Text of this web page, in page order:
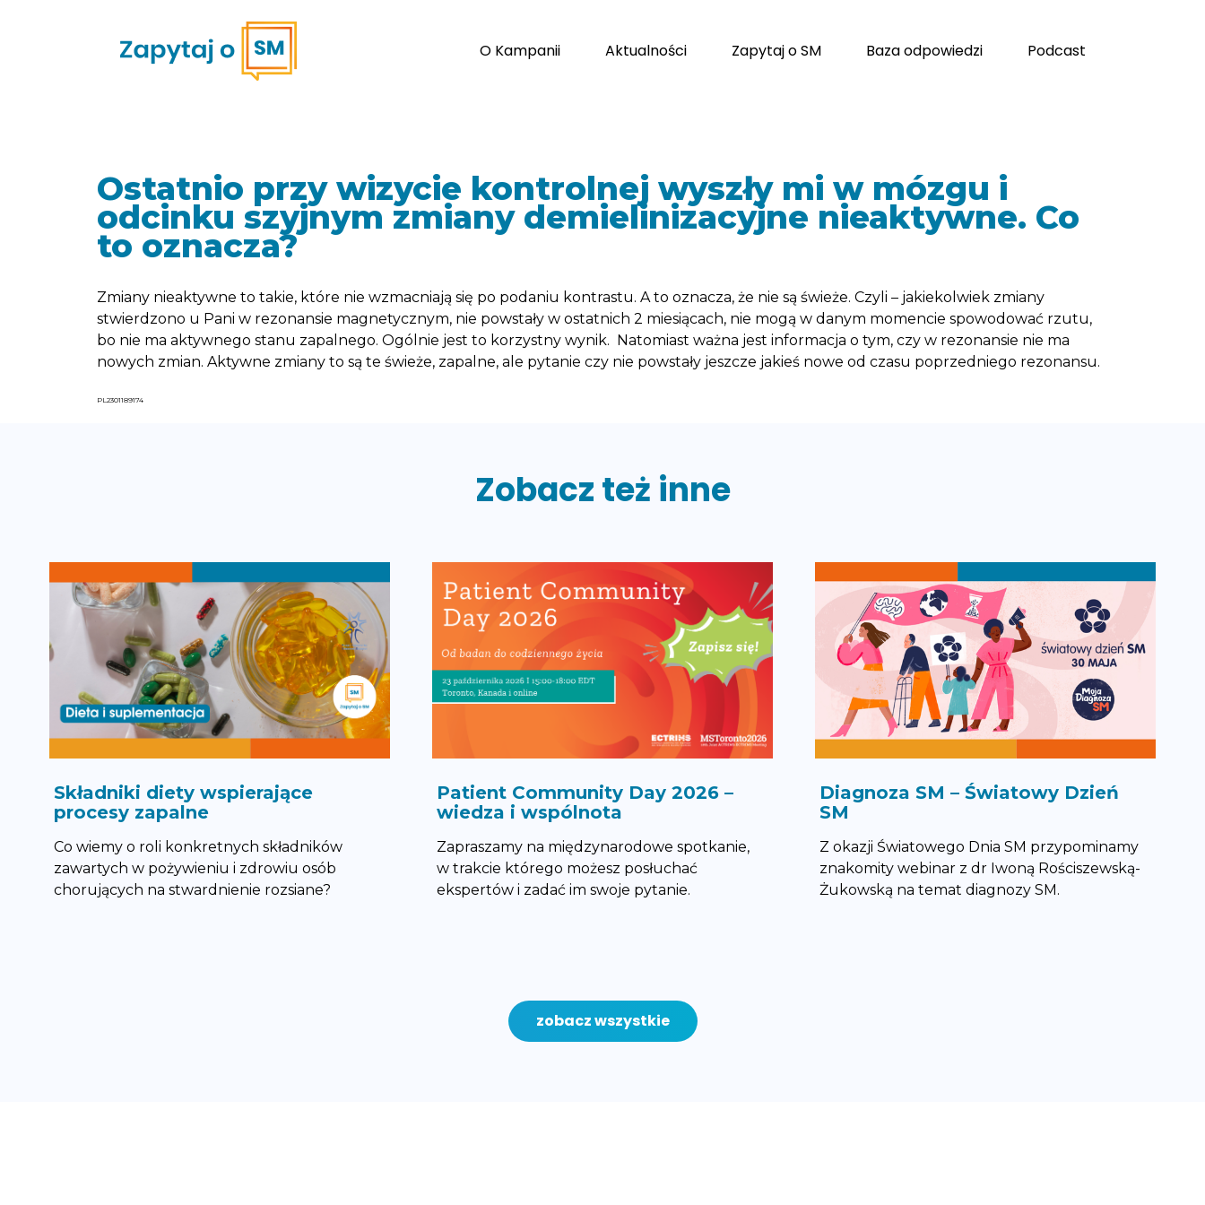
O Kampanii Aktualności Zapytaj o SM Baza odpowiedzi Podcast
Ostatnio przy wizycie kontrolnej wyszły mi w mózgu i
odcinku szyjnym zmiany demielinizacyjne nieaktywne. Co
to oznacza?
Zmiany nieaktywne to takie, które nie wzmacniają się po podaniu kontrastu. A to oznacza, że nie są świeże. Czyli – jakiekolwiek zmiany
stwierdzono u Pani w rezonansie magnetycznym, nie powstały w ostatnich 2 miesiącach, nie mogą w danym momencie spowodować rzutu,
bo nie ma aktywnego stanu zapalnego. Ogólnie jest to korzystny wynik. Natomiast ważna jest informacja o tym, czy w rezonansie nie ma
nowych zmian. Aktywne zmiany to są te świeże, zapalne, ale pytanie czy nie powstały jeszcze jakieś nowe od czasu poprzedniego rezonansu.
PL2301189174
Zobacz też inne
Składniki diety wspierające
procesy zapalne
Co wiemy o roli konkretnych składników
zawartych w pożywieniu i zdrowiu osób
chorujących na stwardnienie rozsiane?
Patient Community Day 2026 –
wiedza i wspólnota
Zapraszamy na międzynarodowe spotkanie,
w trakcie którego możesz posłuchać
ekspertów i zadać im swoje pytanie.
Diagnoza SM – Światowy Dzień
SM
Z okazji Światowego Dnia SM przypominamy
znakomity webinar z dr Iwoną Rościszewską-
Żukowską na temat diagnozy SM.
zobacz wszystkie